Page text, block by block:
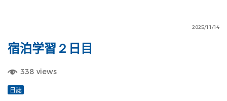
2025/11/14
宿泊学習２日目
338 views
日誌